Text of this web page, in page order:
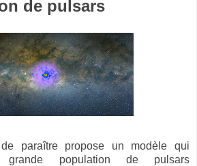
de pulsars
paraître propose un modèle qui
grande population de pulsars